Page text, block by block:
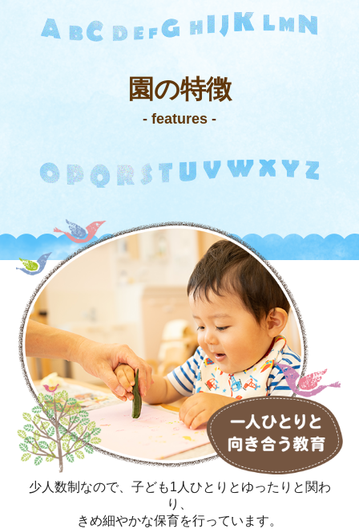
園の特徴
- features -
少人数制なので、子ども1人ひとりとゆったりと関わ
り、
きめ細やかな保育を行っています。